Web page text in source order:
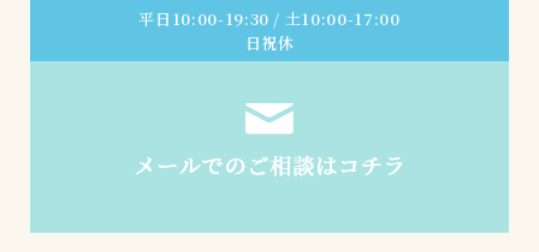
平日10:00-19:30 / 土10:00-17:00
日祝休